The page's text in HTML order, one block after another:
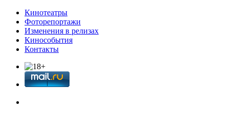
Кинотеатры
Фоторепортажи
Изменения в релизах
Кинособытия
Контакты